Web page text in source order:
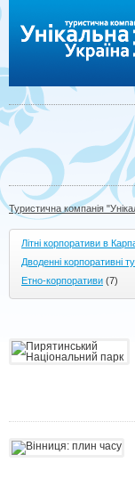
Туристична компанія
Літні корпоративи в
Дводенні корпоративні
Етно-корпоративи (7)